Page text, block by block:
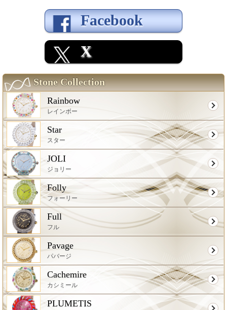
Facebook
X
Stone Collection
Rainbow
レインボー
Star
スター
JOLI
ジョリー
Folly
フォーリー
Full
フル
Pavage
パバージ
Cachemire
カシミール
PLUMETIS